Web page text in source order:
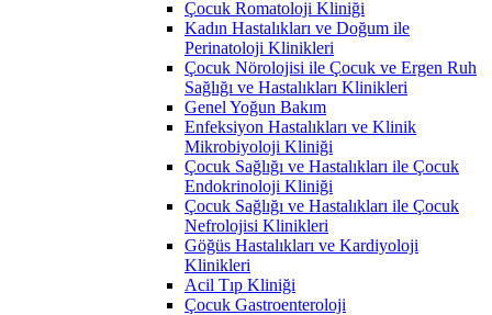
Çocuk Romatoloji Kliniği
Kadın Hastalıkları ve Doğum ile
Perinatoloji Klinikleri
Çocuk Nörolojisi ile Çocuk ve Ergen Ruh
Sağlığı ve Hastalıkları Klinikleri
Genel Yoğun Bakım
Enfeksiyon Hastalıkları ve Klinik
Mikrobiyoloji Kliniği
Çocuk Sağlığı ve Hastalıkları ile Çocuk
Endokrinoloji Kliniği
Çocuk Sağlığı ve Hastalıkları ile Çocuk
Nefrolojisi Klinikleri
Göğüs Hastalıkları ve Kardiyoloji
Klinikleri
Acil Tıp Kliniği
Çocuk Gastroenteroloji